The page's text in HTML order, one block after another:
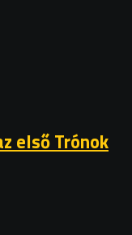
első Trónok